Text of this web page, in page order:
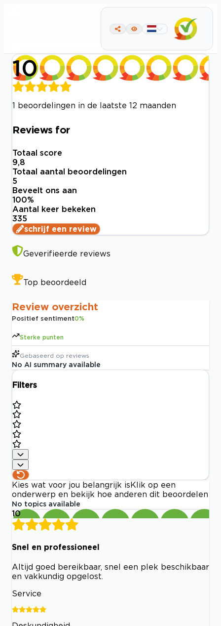
10
1 beoordelingen in de laatste 12 maanden
Reviews for
Totaal score
9,8
Totaal aantal beoordelingen
5
Beveelt ons aan
100%
Aantal keer bekeken
335
schrijf een review
Geverifieerde reviews
Top beoordeeld
Review overzicht
Positief sentiment0%
Sterke punten
Gebaseerd op reviews
No AI summary available
Filters
Kies wat voor jou belangrijk is Klik op een
onderwerp en bekijk hoe anderen dit beoordelen
No topics available
10
Snel en professioneel
Altijd goed bereikbaar, snel een plek beschikbaar
en vakkundig opgelost.
Service